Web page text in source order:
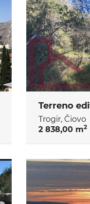
Trogir, Čiovo
2 838,00 m2